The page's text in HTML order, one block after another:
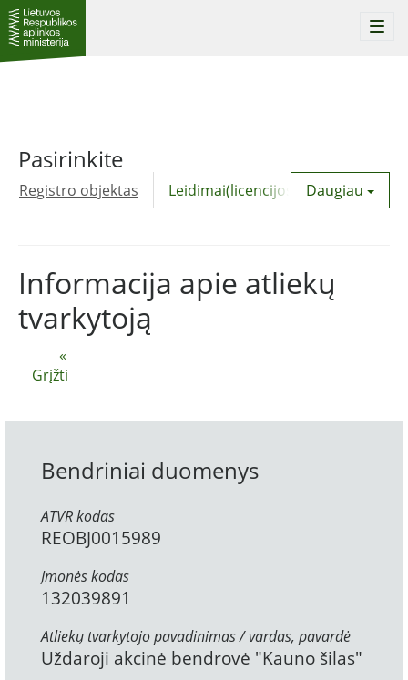
Pasirinkite
Registro objektas Leidimai(licencijos) Daugiau
«
Grįžti
Informacija apie atliekų
tvarkytoją
Bendriniai duomenys
ATVR kodas
REOBJ0015989
Įmonės kodas
132039891
Atliekų tvarkytojo pavadinimas / vardas, pavardė
Uždaroji akcinė bendrovė "Kauno šilas"